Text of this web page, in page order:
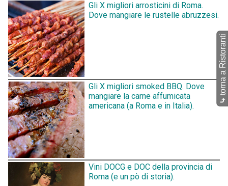
Gli X migliori arrosticini di Roma.
Dove mangiare le rustelle abruzzesi.
Gli X migliori smoked BBQ. Dove
mangiare la carne affumicata
americana (a Roma e in Italia).
Vini DOCG e DOC della provincia di
Roma (e un pò di storia).
⤷
torna a Ristoranti